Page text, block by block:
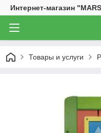
Интернет-магазин
Товары и услуги